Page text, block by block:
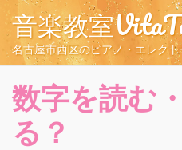
ン
テ
ン
へ
音楽教室
名古屋市西区のピアノ・エレクト
数字を読む
る？